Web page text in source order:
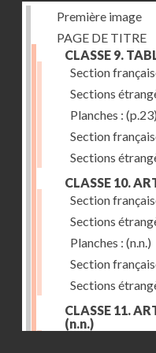
Première image
PAGE DE TITRE
CLASSE 9.
Section
Sections
Planches : (p.23)
Section
Sections
CLASSE 10.
Section
Sections
Planches : (n.n.)
Section
Sections
CLASSE 11.
(n.n.)